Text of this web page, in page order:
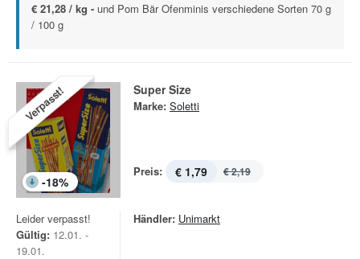
€ 21,28 / kg - und Pom Bär Ofenminis verschiedene Sorten 70 g
/ 100 g
Verpasst!
-18%
Super Size
Marke: Soletti
Preis: € 1,79 € 2,19
Leider verpasst!
Gültig: 12.01. -
19.01.
Händler: Unimarkt